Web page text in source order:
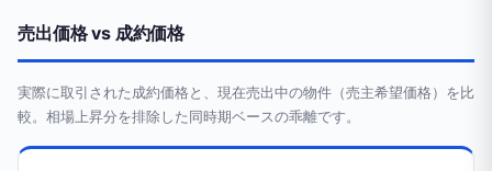
売出価格 vs 成約価格
実際に取引された成約価格と、現在売出中の物件（売主希望価格）を比
較。相場上昇分を排除した同時期ベースの乖離です。